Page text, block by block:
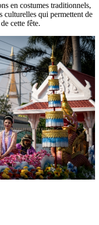
en costumes traditionnels,
culturelles qui permettent de
cette fête.